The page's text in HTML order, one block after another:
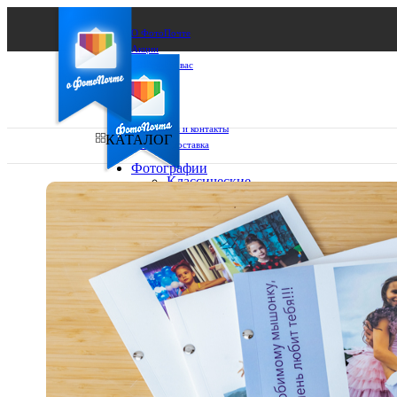
О ФотоПочте
Акции
Сделаем за вас
Бизнесу
FAQ
Франшиза
Поддержка и контакты
Оплата и доставка
Ваш город:
Ваш регион доставки
Выберите из списка:
КАТАЛОГ
Фотографии
Классические
фото
10х10
10х15
13х18
15х15
15х20
20х20
20х30